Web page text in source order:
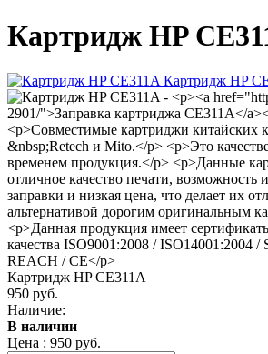
Картридж HP
Картридж HP CE311A
950 руб.
Наличие:
В наличии
Цена : 950 руб.